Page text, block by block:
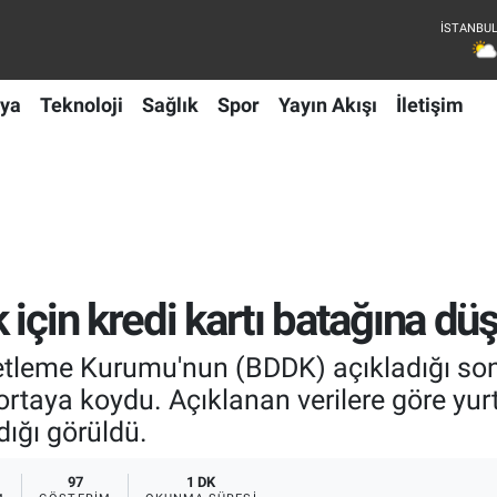
Teknoloji Sağlık Spor Yayın Akışı İletişim
kredi kartı batağına
Kurumu'nun (BDDK) açıkladığı
koydu. Açıklanan verilere göre
görüldü.
97 1 DK